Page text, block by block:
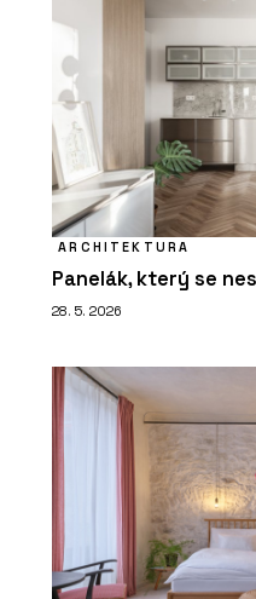
ARCHITEKTURA
Panelák, který se
28. 5. 2026